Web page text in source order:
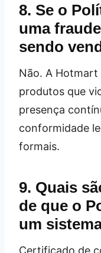
8. Se o
uma
sendo
Não. A
produtos que
presença
conformidade
formais.
9. Quais
de que o
um
Certificado de